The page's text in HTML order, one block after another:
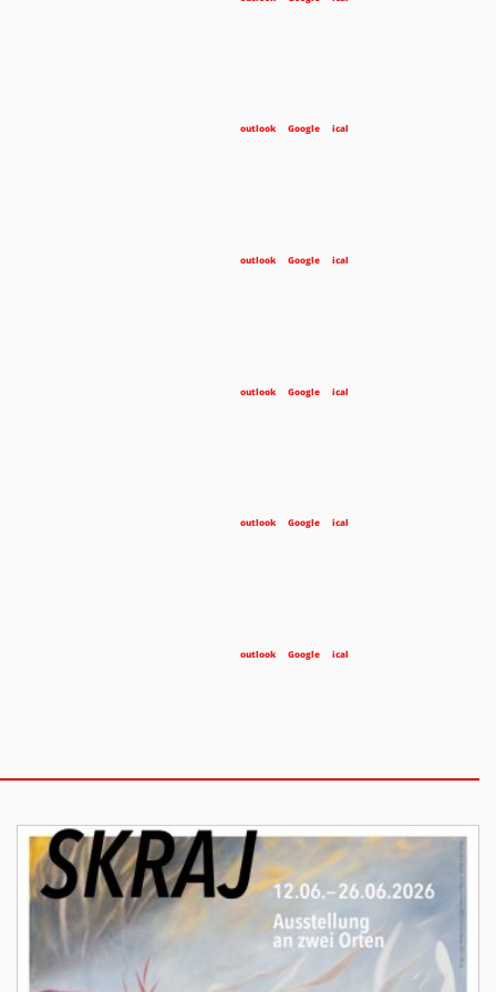
ical
Google
outlook
ical
Google
outlook
ical
Google
outlook
ical
Google
outlook
ical
Google
outlook